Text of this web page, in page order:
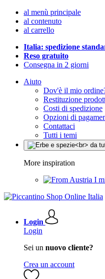
al menù principale
al contenuto
al carrello
Italia: spedizione
Reso gratuito
Consegna in 2 giorni
Aiuto
Dov'è il mio
Restituzione
Costi di spedizione
Opzioni di
Contattaci
Tutti i temi
More inspiration
I
Login
Login
Sei un nuovo cliente?
Crea un account